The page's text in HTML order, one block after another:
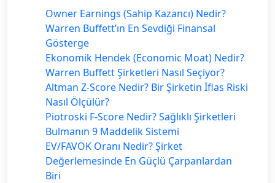
Owner Earnings (Sahip Kazancı) Nedir?
Warren Buffett’ın En Sevdiği Finansal
Gösterge
Ekonomik Hendek (Economic Moat) Nedir?
Warren Buffett Şirketleri Nasıl Seçiyor?
Altman Z-Score Nedir? Bir Şirketin İflas Riski
Nasıl Ölçülür?
Piotroski F-Score Nedir? Sağlıklı Şirketleri
Bulmanın 9 Maddelik Sistemi
EV/FAVÖK Oranı Nedir? Şirket
Değerlemesinde En Güçlü Çarpanlardan
Biri